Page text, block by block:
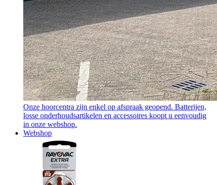
Onze hoorcentra zijn enkel op afspraak geopend. Batterijen,
losse onderhoudsartikelen en accessoires koopt u eenvoudig
in onze webshop.
Webshop